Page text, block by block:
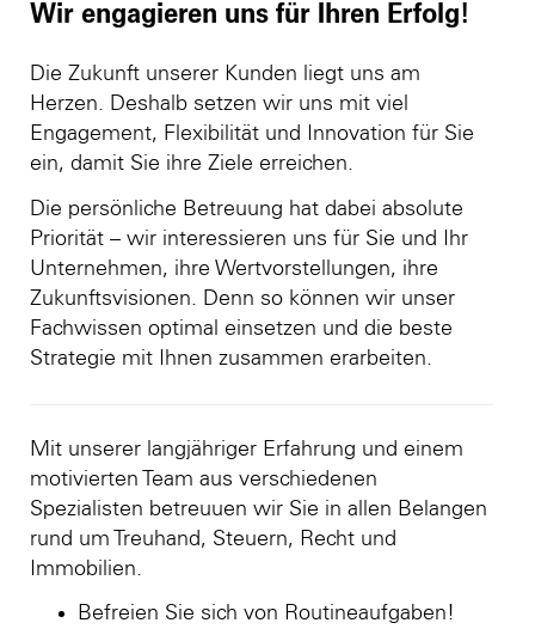
Wir engagieren uns für Ihren Erfolg!
Die Zukunft unserer Kunden liegt uns am
Herzen. Deshalb setzen wir uns mit viel
Engagement, Flexibilität und Innovation für Sie
ein, damit Sie ihre Ziele erreichen.
Die persönliche Betreuung hat dabei absolute
Priorität – wir interessieren uns für Sie und Ihr
Unternehmen, ihre Wertvorstellungen, ihre
Zukunftsvisionen. Denn so können wir unser
Fachwissen optimal einsetzen und die beste
Strategie mit Ihnen zusammen erarbeiten.
Mit unserer langjähriger Erfahrung und einem
motivierten Team aus verschiedenen
Spezialisten betreuuen wir Sie in allen Belangen
rund um Treuhand, Steuern, Recht und
Immobilien.
Befreien Sie sich von Routineaufgaben!